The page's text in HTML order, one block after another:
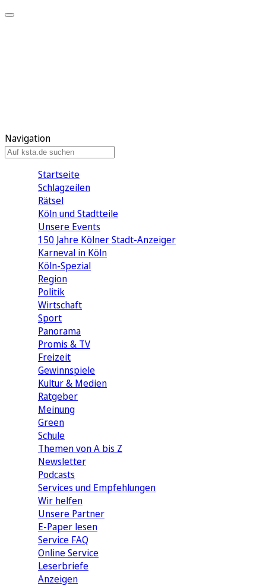
Navigation
Startseite
Schlagzeilen
Rätsel
Köln und Stadtteile
Unsere Events
150 Jahre Kölner Stadt-Anzeiger
Karneval in Köln
Köln-Spezial
Region
Politik
Wirtschaft
Sport
Panorama
Promis & TV
Freizeit
Gewinnspiele
Kultur & Medien
Ratgeber
Meinung
Green
Schule
Themen von A bis Z
Newsletter
Podcasts
Services und Empfehlungen
Wir helfen
Unsere Partner
E-Paper lesen
Service FAQ
Online Service
Leserbriefe
Anzeigen